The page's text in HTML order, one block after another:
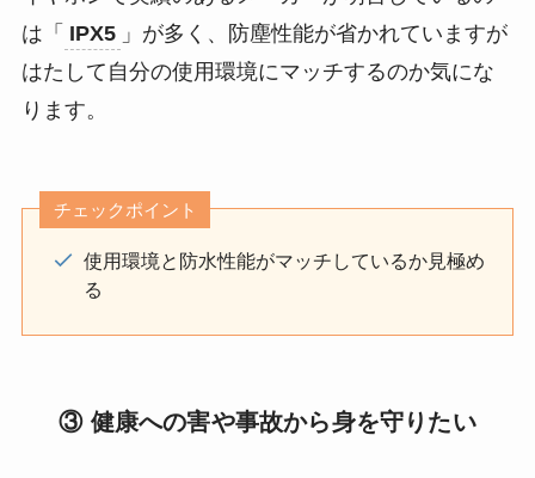
は「 IPX5 」が多く、防塵性能が省かれていますが
はたして自分の使用環境にマッチするのか気にな
ります。
チェックポイント
使用環境と防水性能がマッチしているか見極め
る
③ 健康への害や事故から身を守りたい